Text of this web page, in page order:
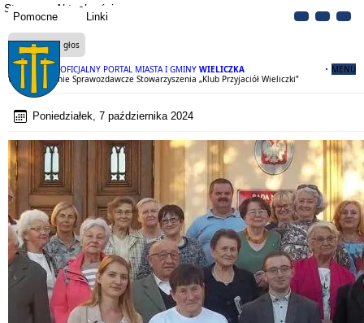
Pomocne Linki
OFICJALNY PORTAL MIASTA I GMINY WIELICZKA MENU
Strona Aktualności
Czytaj na głos
Walne Zebranie Sprawozdawcze Stowarzyszenia „Klub Przyjaciół Wieliczki”
Poniedziałek, 7 października 2024